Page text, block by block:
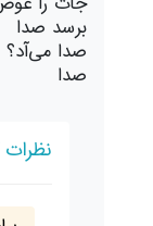
برسد صدا
صدا می‌آد؟
صدا
نظرات